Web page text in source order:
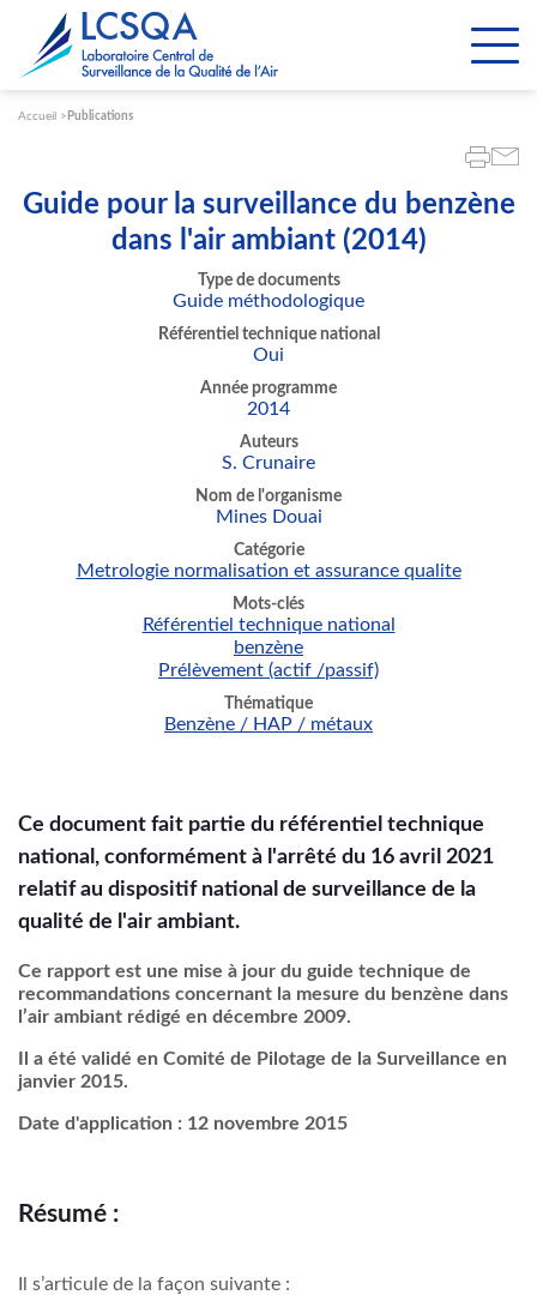
Accueil Publications
Guide pour la surveillance du benzène
dans l'air ambiant (2014)
Type de documents
Guide méthodologique
Référentiel technique national
Oui
Année programme
2014
Auteurs
S. Crunaire
Nom de l'organisme
Mines Douai
Catégorie
Metrologie normalisation et assurance qualite
Mots-clés
Référentiel technique national
benzène
Prélèvement (actif /passif)
Thématique
Benzène / HAP / métaux
Ce document fait partie du référentiel technique
national, conformément à l'arrêté du 16 avril 2021
relatif au dispositif national de surveillance de la
qualité de l'air ambiant.
Ce rapport est une mise à jour du guide technique de
recommandations concernant la mesure du benzène dans
l’air ambiant rédigé en décembre 2009.
Il a été validé en Comité de Pilotage de la Surveillance en
janvier 2015.
Date d'application : 12 novembre 2015
Résumé :
Il s’articule de la façon suivante :
Paramétrer les cookies